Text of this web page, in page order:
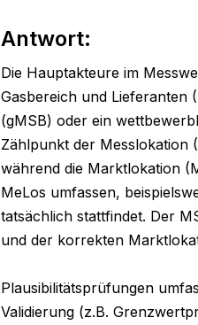
Antwort:
Die Hauptakteure im
Gasbereich und Lieferanten
(gMSB) oder ein
Zählpunkt der Messlokation
während die Marktlokation
MeLos umfassen,
tatsächlich stattfindet. Der
und der korrekten
Plausibilitätsprüfungen
Validierung (z.B.